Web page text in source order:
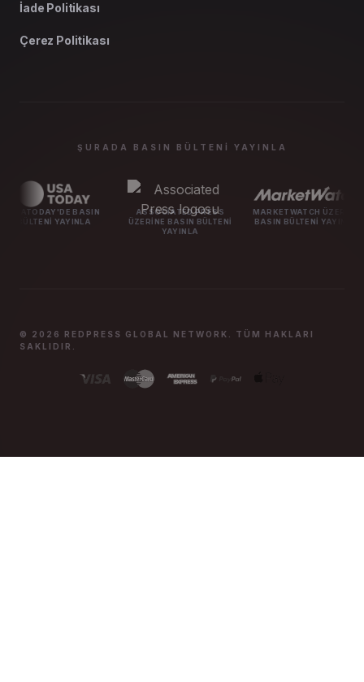
İade Politikası
Çerez Politikası
ŞURADA BASIN BÜLTENI YAYINLA
BASIN
ASSOCIATED PRESS
ÜZERINE BASIN BÜLTENI
MARKETWATCH ÜZERINE
BASIN BÜLTENI YAYINLA
© 2026 REDPRESS GLOBAL NETWORK. TÜM HAKLARI
SAKLIDIR.